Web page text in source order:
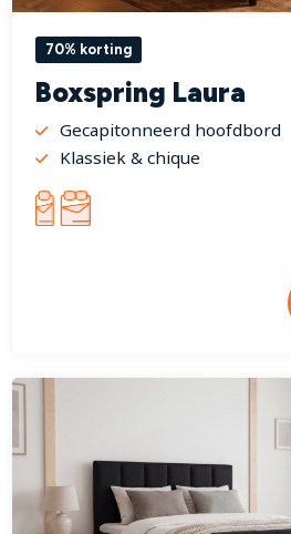
70% korting
Boxspring Laura
Gecapitonneerd hoofdbord
Klassiek & chique